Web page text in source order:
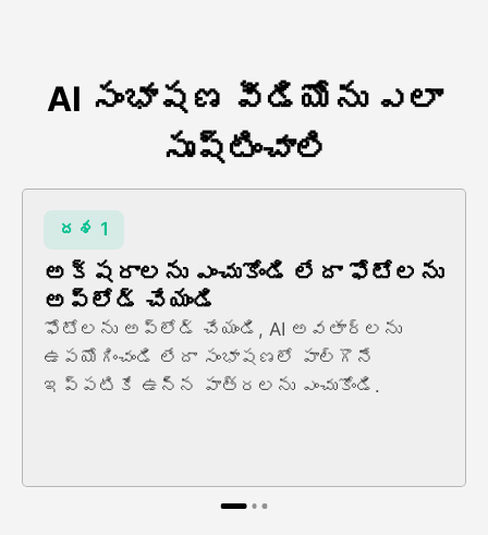
AI సంభాషణ వీడియోను ఎలా
సృష్టించాలి
దశ 1
అక్షరాలను ఎంచుకోండి లేదా ఫోటోలను
అప్లోడ్ చేయండి
ఫోటోలను అప్లోడ్ చేయండి, AI అవతార్లను
ఉపయోగించండి లేదా సంభాషణలో పాల్గొనే
ఇప్పటికే ఉన్న పాత్రలను ఎంచుకోండి.